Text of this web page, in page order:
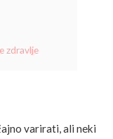
zdravlje
varirati, ali neki